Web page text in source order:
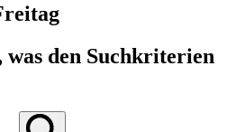
was den Suchkriterien